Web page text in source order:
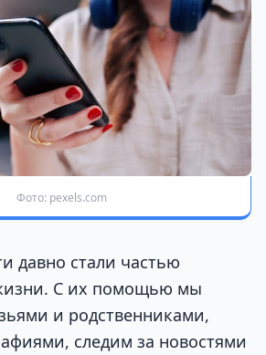
Фото: pexels.com
давно стали частью
С их помощью мы
и родственниками,
следим за новостями